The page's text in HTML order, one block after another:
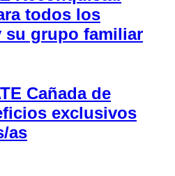
todos los
su grupo familiar
Cañada de
exclusivos
as